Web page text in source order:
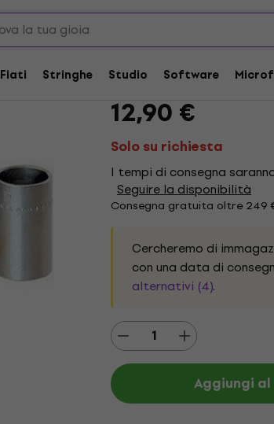
Fiati Stringhe Studio Software
Neutrik
Marca: NeutrikCodice
12,90 €
Solo su richiesta
I tempi di consegna
Seguire la disponibilità
Consegna gratuita oltre 249
Cercheremo di
con una data di
alternativi (4).
Aggiungi